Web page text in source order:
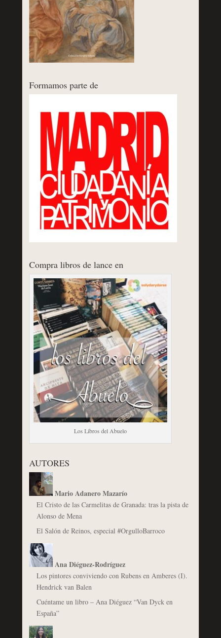
Formamos parte de
Compra libros de lance en
Los Libros del Abuelo
AUTORES
Mario Adanero Mazarío
El Cristo de las Carmelitas de Granada: tras la pista de
Alonso de Mena
El Salón de Reinos, especial #OrgulloBarroco
Ana Diéguez-Rodríguez
Los pintores conviviendo con Rubens en Amberes (I).
Hendrick van Balen
Cuéntame un libro – Ana Diéguez “Van Dyck en
España”